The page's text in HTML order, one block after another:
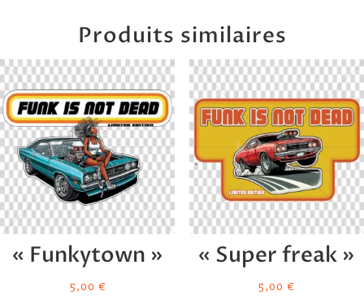
Produits similaires
« Funkytown »
5,00 €
« Super freak »
5,00€